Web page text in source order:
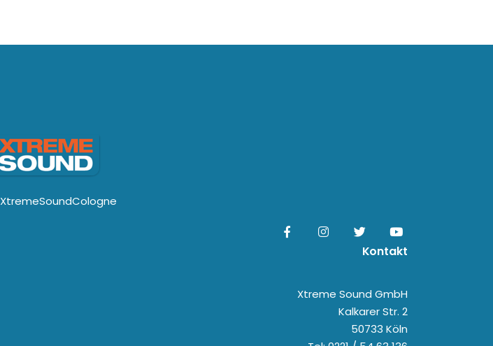
XtremeSoundCologne
Kontakt
Xtreme Sound GmbH
Kalkarer Str. 2
50733 Köln